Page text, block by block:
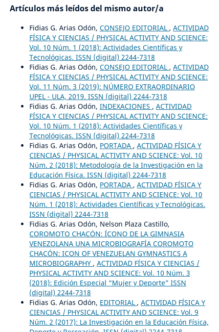
Artículos más leídos del mismo autor/a
Fidias G. Arias Odón, CONSEJO EDITORIAL , ACTIVIDAD
FÍSICA Y CIENCIAS / PHYSICAL ACTIVITY AND SCIENCE:
Vol. 10 Núm. 1 (2018): Actividades Científicas y
Tecnológicas. ISSN (digital) 2244-7318
Fidias G. Arias Odón, CONSEJO EDITORIAL , ACTIVIDAD
FÍSICA Y CIENCIAS / PHYSICAL ACTIVITY AND SCIENCE:
Vol. 11 Núm. 3 (2019): NÚMERO EXTRAORDINARIO
UPEL - ULA, 2019. ISSN (digital) 2244-7318
Fidias G. Arias Odón, INDEXACIONES , ACTIVIDAD
FÍSICA Y CIENCIAS / PHYSICAL ACTIVITY AND SCIENCE:
Vol. 10 Núm. 1 (2018): Actividades Científicas y
Tecnológicas. ISSN (digital) 2244-7318
Fidias G. Arias Odón, PORTADA , ACTIVIDAD FÍSICA Y
CIENCIAS / PHYSICAL ACTIVITY AND SCIENCE: Vol. 10
Núm. 2 (2018): Metodología de la Investigación en la
Educación Física. ISSN (digital) 2244-7318
Fidias G. Arias Odón, PORTADA , ACTIVIDAD FÍSICA Y
CIENCIAS / PHYSICAL ACTIVITY AND SCIENCE: Vol. 10
Núm. 1 (2018): Actividades Científicas y Tecnológicas.
ISSN (digital) 2244-7318
Fidias G. Arias Odón, Nelson Plaza Castillo,
COROMOTO CHACÓN: ÍCONO DE LA GIMNASIA
VENEZOLANA UNA MICROBIOGRAFÍA COROMOTO
CHACÓN: ICON OF VENEZUELAN GYMNASTICS A
MICROBIOGRAPHY , ACTIVIDAD FÍSICA Y CIENCIAS /
PHYSICAL ACTIVITY AND SCIENCE: Vol. 10 Núm. 3
(2018): Edición Especial “Mujer y Deporte” ISSN
(digital) 2244-7318
Fidias G. Arias Odón, EDITORIAL , ACTIVIDAD FÍSICA Y
CIENCIAS / PHYSICAL ACTIVITY AND SCIENCE: Vol. 9
Núm. 2 (2017): La Investigación en la Educación Física,